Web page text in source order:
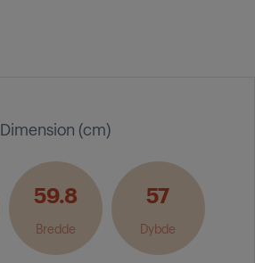
Dimension (cm)
59.8
Bredde
57
Dybde